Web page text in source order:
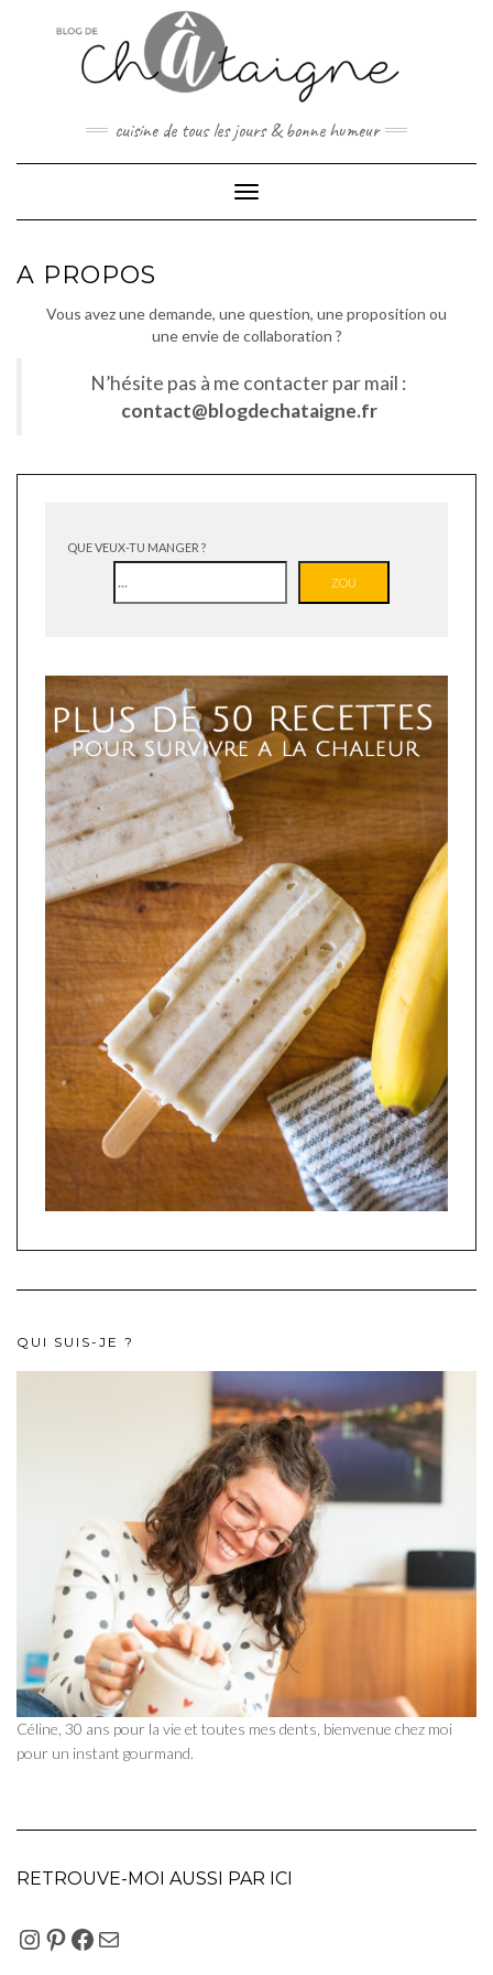
cuisine de tous les jours & bonne humeur
Toggle Navigation
A PROPOS
Vous avez une demande, une question, une proposition ou
une envie de collaboration ?
N’hésite pas à me contacter par mail :
contact@blogdechataigne.fr
QUE VEUX-TU MANGER ?
ZOU
QUI SUIS-JE ?
Céline, 30 ans pour la vie et toutes mes dents, bienvenue chez moi
pour un instant gourmand.
RETROUVE-MOI AUSSI PAR ICI
INSTAGRAM
PINTEREST
FACEBOOK
E-MAIL